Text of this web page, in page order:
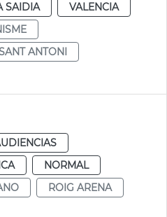
SAIDIA
VALENCIA
ANTONI
NORMAL
ROIG ARENA